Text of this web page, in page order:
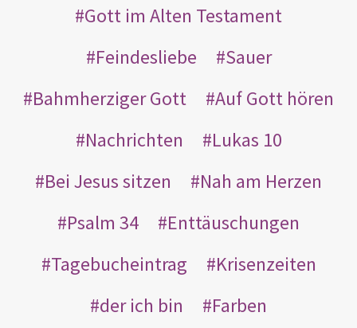
Gott im Alten Testament
Feindesliebe
Sauer
Bahmherziger Gott
Auf Gott hören
Nachrichten
Lukas 10
Bei Jesus sitzen
Nah am Herzen
Psalm 34
Enttäuschungen
Tagebucheintrag
Krisenzeiten
der ich bin
Farben